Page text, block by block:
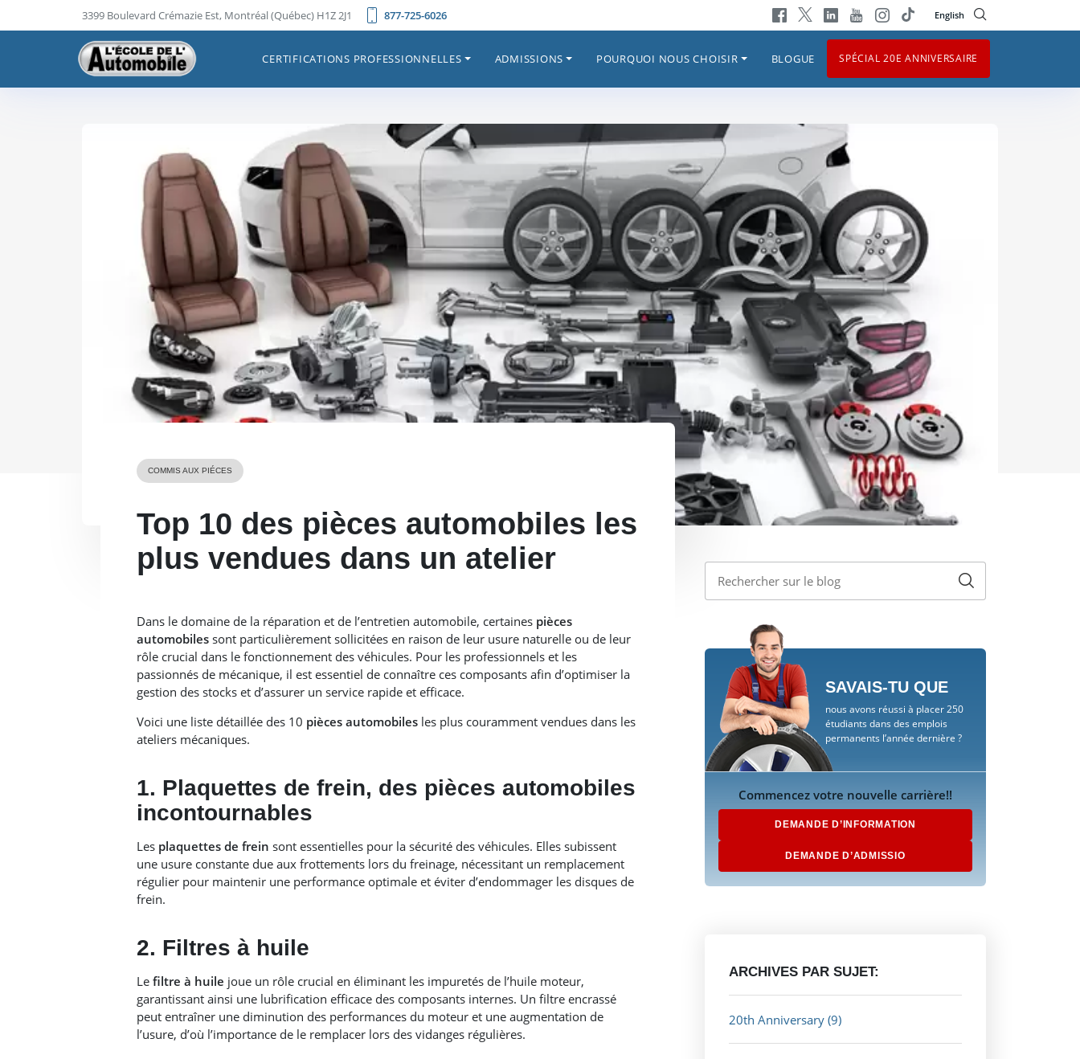
3399 Boulevard Crémazie Est, Montréal (Québec) H1Z 2J1 877-725-6026 English
CERTIFICATIONS PROFESSIONNELLES ADMISSIONS POURQUOI NOUS CHOISIR BLOGUE SPÉCIAL 20E ANNIVERSAIRE
COMMIS AUX PIÉCES
Top 10 des pièces automobiles les
plus vendues dans un atelier
Dans le domaine de la réparation et de l’entretien automobile, certaines pièces
automobilessont particulièrement sollicitées en raison de leur usure naturelle ou de leur
rôle crucial dans le fonctionnement des véhicules. Pour les professionnels et les
passionnés de mécanique, il est essentiel de connaître ces composants afin d’optimiser la
gestion des stocks et d’assurer un service rapide et efficace.
Voici une liste détaillée des 10 pièces automobilesles plus couramment vendues dans les
ateliers mécaniques.​
1. Plaquettes de frein, des pièces automobiles
incontournables
Les plaquettes de frein sont essentielles pour la sécurité des véhicules. Elles subissent
une usure constante due aux frottements lors du freinage, nécessitant un remplacement
régulier pour maintenir une performance optimale et éviter d’endommager les disques de
frein.​
2. Filtres à huile
Le filtre à huile joue un rôle crucial en éliminant les impuretés de l’huile moteur,
garantissant ainsi une lubrification efficace des composants internes. Un filtre encrassé
peut entraîner une diminution des performances du moteur et une augmentation de
l’usure, d’où l’importance de le remplacer lors des vidanges régulières.​
SAVAIS-TU QUE
nous avons réussi à placer 250
étudiants dans des emplois
permanents l’année dernière ?
Commencez votre nouvelle carrière!!
DEMANDE D’INFORMATION
DEMANDE D’ADMISSIO
ARCHIVES PAR SUJET:
20th Anniversary (9)